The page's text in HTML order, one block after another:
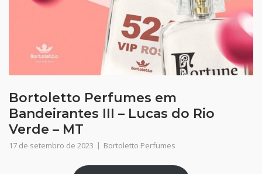
Bortoletto Perfumes em
Bandeirantes III – Lucas do Rio
Verde – MT
17 de setembro de 2023 Bortoletto Perfumes